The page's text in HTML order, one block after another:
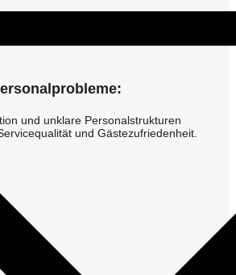
und unklare Personalstrukturen
und Gästezufriedenheit.